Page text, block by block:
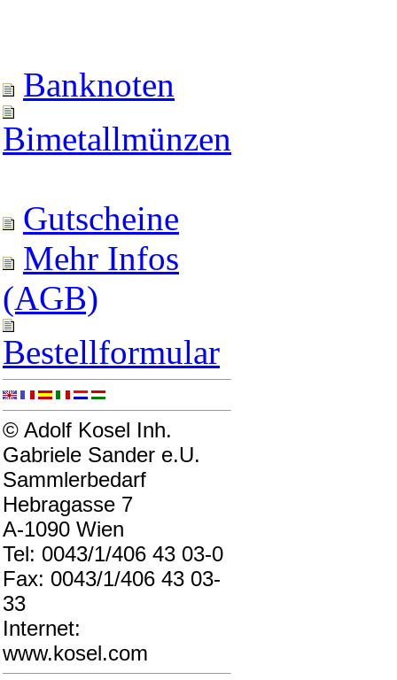
Banknoten
Bimetallmünzen
Gutscheine
Mehr Infos
(AGB)
Bestellformular
© Adolf Kosel Inh.
Gabriele Sander e.U.
Sammlerbedarf
Hebragasse 7
A-1090 Wien
Tel: 0043/1/406 43 03-0
Fax: 0043/1/406 43 03-
33
Internet:
www.kosel.com